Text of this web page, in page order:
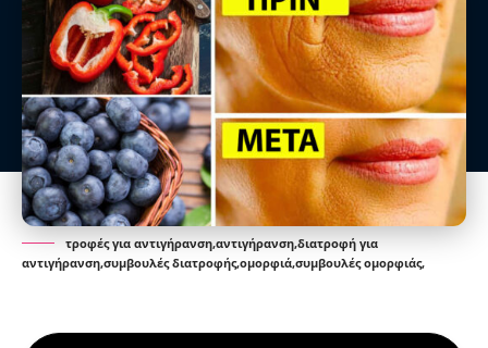
τροφές για αντιγήρανση,αντιγήρανση,διατροφή για
αντιγήρανση,συμβουλές διατροφής,ομορφιά,συμβουλές ομορφιάς,